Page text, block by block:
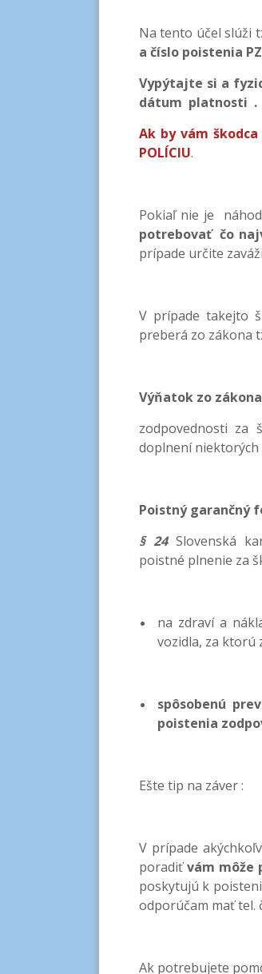
Na tento účel slúži
a číslo poistenia
Vypýtajte si a
dátum platnosti .
Ak by vám
POLÍCIU.
Pokiaľ nie je
potrebovať čo
prípade určite
V prípade takejto
preberá zo zákona
Výňatok zo
zodpovednosti za
doplnení niektorých
Poistný garančný
§ 24Slovenská
poistné plnenie za
na zdraví a
vozidla, za ktorú
spôsobenú
poistenia
Ešte tip na záver :
V prípade
poradiťvám môže
poskytujú k
odporúčam mať tel.
Ak potrebujete